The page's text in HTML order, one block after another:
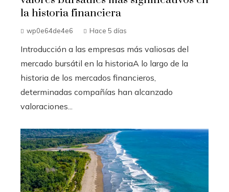
la historia financiera
wp0e64de4e6 Hace 5 días
Introducción a las empresas más valiosas del
mercado bursátil en la historiaA lo largo de la
historia de los mercados financieros,
determinadas compañías han alcanzado
valoraciones...